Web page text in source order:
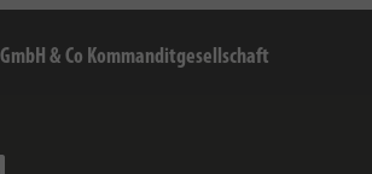
& Co Kommanditgesellschaft